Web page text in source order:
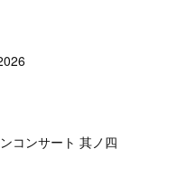
コンサート 其ノ四